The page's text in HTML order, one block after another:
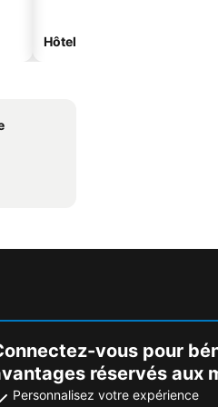
Hôtels de plage
vous pour
réservés aux
Personnalisez votre expérience